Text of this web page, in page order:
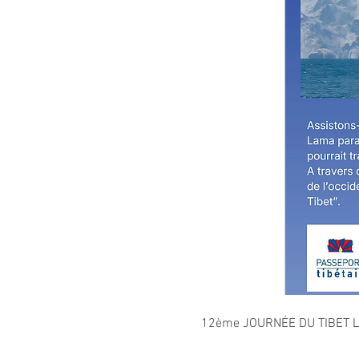
12ème JOURNÉE DU TIBET